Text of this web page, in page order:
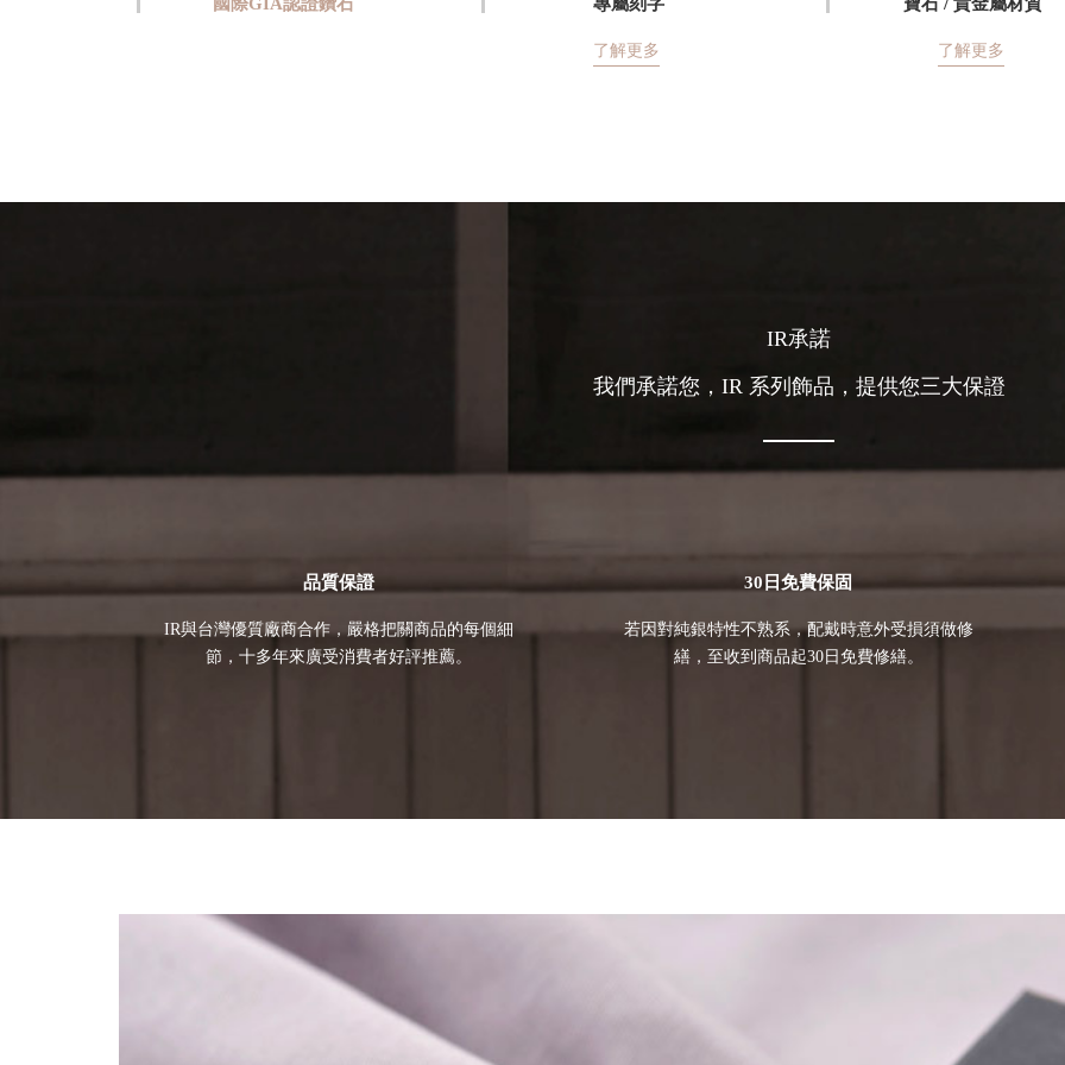
了解更多 了解更多
IR承諾
我們承諾您，IR 系列飾品，提供您三大保證
品質保證
IR與台灣優質廠商合作，嚴格把關商品的每個細
節，十多年來廣受消費者好評推薦。
30日免費保固
若因對純銀特性不熟系，配戴時意外受損須做修
繕，至收到商品起30日免費修繕。